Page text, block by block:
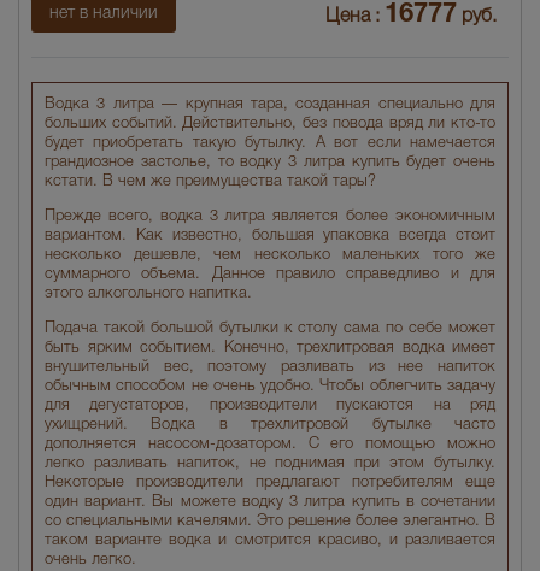
Водка 3 литра — крупная тара, созданная специально для
больших событий. Действительно, без повода вряд ли кто-то
будет приобретать такую бутылку. А вот если намечается
грандиозное застолье, то водку 3 литра купить будет очень
кстати. В чем же преимущества такой тары?
Прежде всего, водка 3 литра является более экономичным
вариантом. Как известно, большая упаковка всегда стоит
несколько дешевле, чем несколько маленьких того же
суммарного объема. Данное правило справедливо и для
этого алкогольного напитка.
Подача такой большой бутылки к столу сама по себе может
быть ярким событием. Конечно, трехлитровая водка имеет
внушительный вес, поэтому разливать из нее напиток
обычным способом не очень удобно. Чтобы облегчить задачу
для дегустаторов, производители пускаются на ряд
ухищрений. Водка в трехлитровой бутылке часто
дополняется насосом-дозатором. С его помощью можно
легко разливать напиток, не поднимая при этом бутылку.
Некоторые производители предлагают потребителям еще
один вариант. Вы можете водку 3 литра купить в сочетании
со специальными качелями. Это решение более элегантно. В
таком варианте водка и смотрится красиво, и разливается
очень легко.
нет в наличии Цена : 16777 руб.